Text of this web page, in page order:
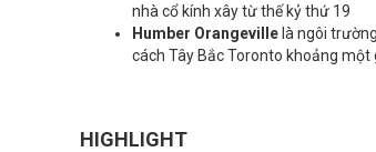
nhà cổ kính xây từ thế kỷ thứ 19
Humber Orangevillelà ngôi
cách Tây Bắc Toronto khoảng một
HIGHLIGHT